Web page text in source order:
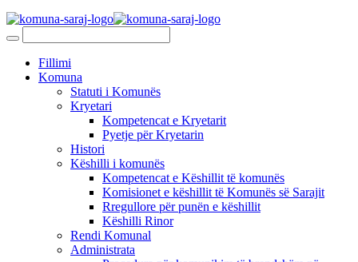
Fillimi
Komuna
Statuti i Komunës
Kryetari
Kompetencat e Kryetarit
Pyetje për Kryetarin
Histori
Këshilli i komunës
Kompetencat e Këshillit të komunës
Komisionet e këshillit të Komunës së Sarajit
Rregullore për punën e këshillit
Këshilli Rinor
Rendi Komunal
Administrata